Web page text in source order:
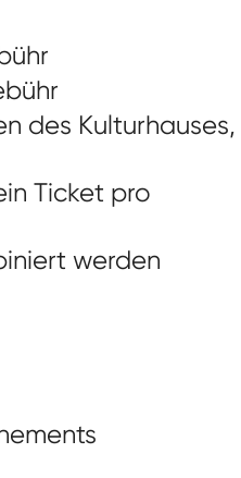
des Kulturhauses,
Ticket pro
werden